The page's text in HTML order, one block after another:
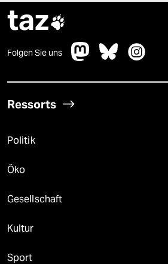
taz
Folgen Sie uns
Ressorts
Politik
Öko
Gesellschaft
Kultur
Sport